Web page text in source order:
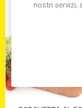
nostri servizi,